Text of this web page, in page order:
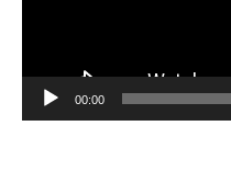
00:00